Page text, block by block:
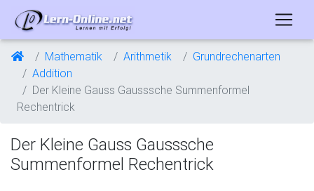
Mathematik Arithmetik
Grundrechenarten
Addition
Der Kleine Gauss Gausssche Summenformel
Rechentrick
Der Kleine Gauss Gausssche
Summenformel Rechentrick